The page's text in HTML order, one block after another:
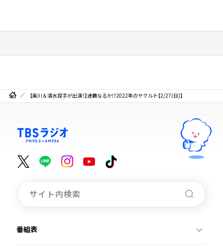
【奥川＆清水投手が出演！】連覇なるか⁉2022年のヤクルト【2/27(日)】
番組表